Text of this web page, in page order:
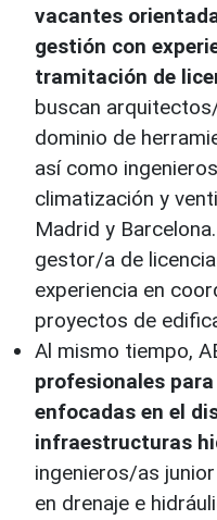
vacantes
gestión con
tramitación de
buscan
dominio de
así como
climatización y
Madrid y
gestor/a de
experiencia en
proyectos de
Al mismo tiempo,
profesionales
enfocadas en el
infraestructuras
ingenieros/as
en drenaje e